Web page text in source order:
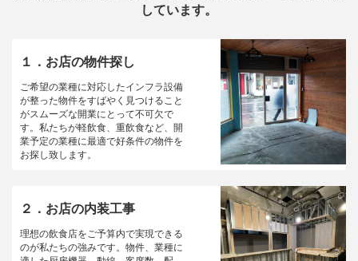
しています。
１．お店の物件探し
ご希望の業種に対応したインフラ設備
が整った物件をすばやく見つけること
がスムーズな開業にとって不可欠で
す。私たちが軽飲食、重飲食など、開
業予定の業種に最適で好条件の物件を
お探し致します。
２．お店の内装工事
理想の飲食店をご予算内で実現できる
のが私たちの強みです。物件、業種に